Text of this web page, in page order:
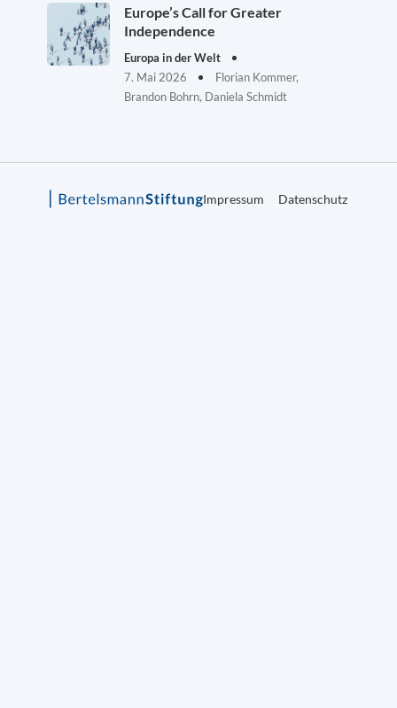
Europe’s Call for Greater
Independence
Europa in der Welt
7. Mai 2026
Florian Kommer,
Brandon Bohrn, Daniela Schmidt
Impressum Datenschutz